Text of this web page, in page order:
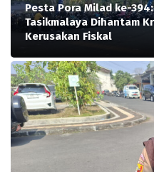
Pesta Pora Milad ke-
Tasikmalaya Dihantam
Kerusakan Fiskal